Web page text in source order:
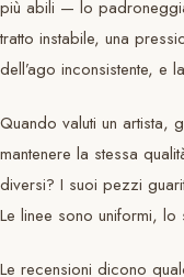
più abili — lo
tratto instabile, una
dell’ago inconsistente, e
Quando valuti un artista,
mantenere la stessa
diversi? I suoi pezzi
Le linee sono uniformi,
Le recensioni dicono